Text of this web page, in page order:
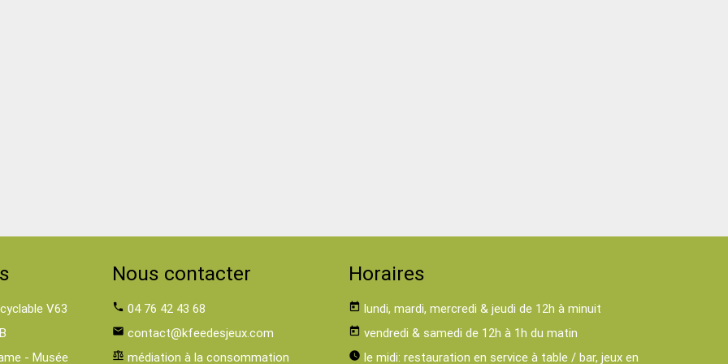
V63
- Musée
Nous contacter
phone 04 76 42 43 68
email contact@kfeedesjeux.com
balance médiation à la consommation
Horaires
today lundi, mardi, mercredi & jeudi de 12h à minuit
today vendredi & samedi de 12h à 1h du matin
watch_later le midi: restauration en service à table / bar, jeux en